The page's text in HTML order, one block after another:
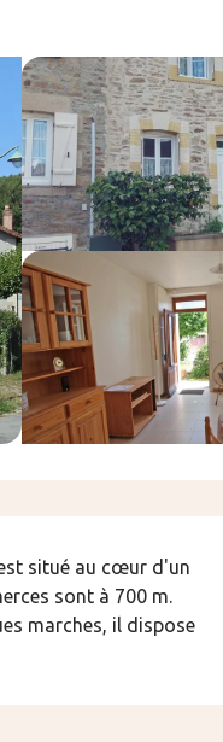
situé au cœur d'un
sont à 700 m.
marches, il dispose